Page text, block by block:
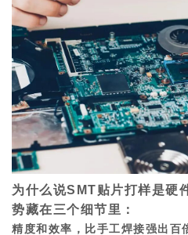
为什么说SMT贴片打样是硬
势藏在三个细节里：
精度和效率，比手工焊接强出百